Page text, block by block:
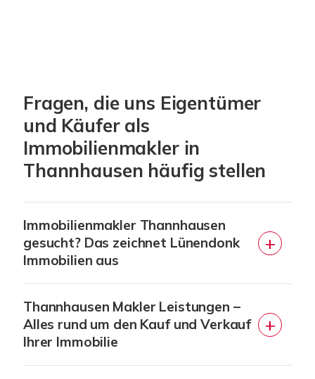
Fragen, die uns Eigentümer
und Käufer als
Immobilienmakler in
Thannhausen häufig stellen
Immobilienmakler Thannhausen
gesucht? Das zeichnet Lünendonk
Immobilien aus
Thannhausen Makler Leistungen –
Alles rund um den Kauf und Verkauf
Ihrer Immobilie